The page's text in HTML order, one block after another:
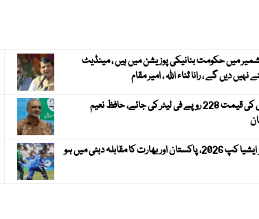
میں حکومت بنانیکی پوزیشن میں ہیں ، مینڈیٹ
نہیں دیں گے ، رانا ثناء اللہ ، امیر مقام
پیٹرول کی قیمت 228 روپے فی لیٹر کی جائے، حافظ نعیم
ویمنز ایشیا کپ 2026، پاکستان اور بھارت کا مقابلہ دبئی میں ہو